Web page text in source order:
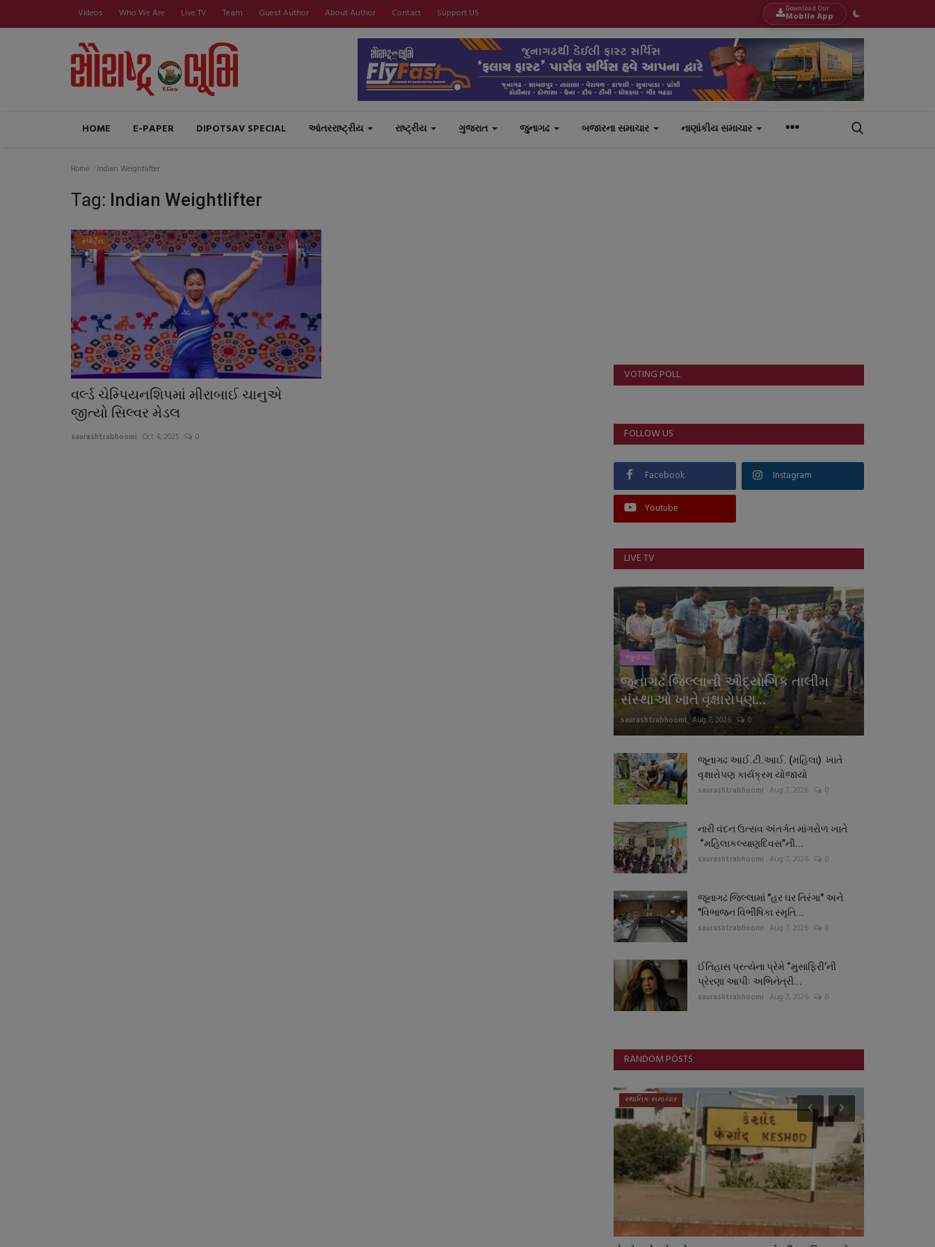
Videos Who We Are Live TV Team Guest Author About Author Contact Support US Download Our
Mobile App
HOME E-PAPER DIPOTSAV SPECIAL આંતરરાષ્ટ્રીય રાષ્ટ્રીય ગુજરાત જુનાગઢ બજારના સમાચાર નાણાંકીય સમાચાર
Home Indian Weightlifter
Tag: Indian Weightlifter
સ્પોર્ટ્સ
વર્લ્ડ ચેમ્પિયનશિપમાં મીરાબાઈ ચાનુએ
જીત્યો સિલ્વર મેડલ
saurashtrabhoomi Oct 4, 2025 0
VOTING POLL
FOLLOW US
Facebook Instagram
Youtube
LIVE TV
જુનાગઢ
જૂનાગઢ જિલ્લાની ઔદ્યોગિક તાલીમ
સંસ્થાઓ ખાતે વૃક્ષારોપણ...
saurashtrabhoomi Aug 7, 2026 0
જૂનાગઢ આઈ.ટી.આઈ. (મહિલા) ખાતે
વૃક્ષારોપણ કાર્યક્રમ યોજાયો
saurashtrabhoomi Aug 7, 2026 0
નારી વંદન ઉત્સવ અંતર્ગત માંગરોળ ખાતે
“મહિલાકલ્યાણદિવસ”ની...
saurashtrabhoomi Aug 7, 2026 0
જૂનાગઢ જિલ્લામાં "હર ઘર તિરંગા" અને
"વિભાજન વિભીષિકા સ્મૃતિ...
saurashtrabhoomi Aug 7, 2026 0
ઈતિહાસ પ્રત્યેના પ્રેમે “મુસાફિરી’ની
પ્રેરણા આપીઃ અભિનેત્રી...
saurashtrabhoomi Aug 7, 2026 0
RANDOM POSTS
સ્થાનિક સમાચાર